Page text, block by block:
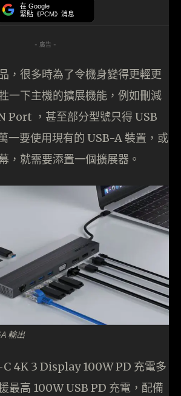
在 Google
緊貼《PCM》消息
- 廣告 -
，很多時為了令機身變得更輕更
一下主機的擴展機能，例如刪減
Port ，甚至部分型號只得 USB
一要使用現有的 USB-A 裝置，或
，就需要添置一個擴展器。
輸出
4K 3 Display 100W PD 充電多
最高 100W USB PD 充電，配備